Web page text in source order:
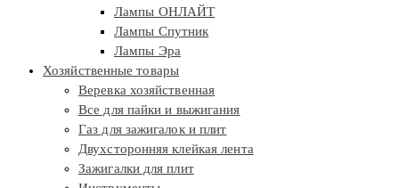
Лампы ОНЛАЙТ
Лампы Спутник
Лампы Эра
Хозяйственные товары
Веревка хозяйственная
Все для пайки и выжигания
Газ для зажигалок и плит
Двухсторонняя клейкая лента
Зажигалки для плит